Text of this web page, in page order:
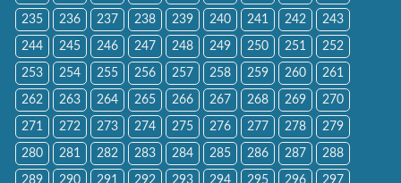
235 236 237 238 239 240 241 242 243
244 245 246 247 248 249 250 251 252
253 254 255 256 257 258 259 260 261
262 263 264 265 266 267 268 269 270
271 272 273 274 275 276 277 278 279
280 281 282 283 284 285 286 287 288
289 290 291 292 293 294 295 296 297